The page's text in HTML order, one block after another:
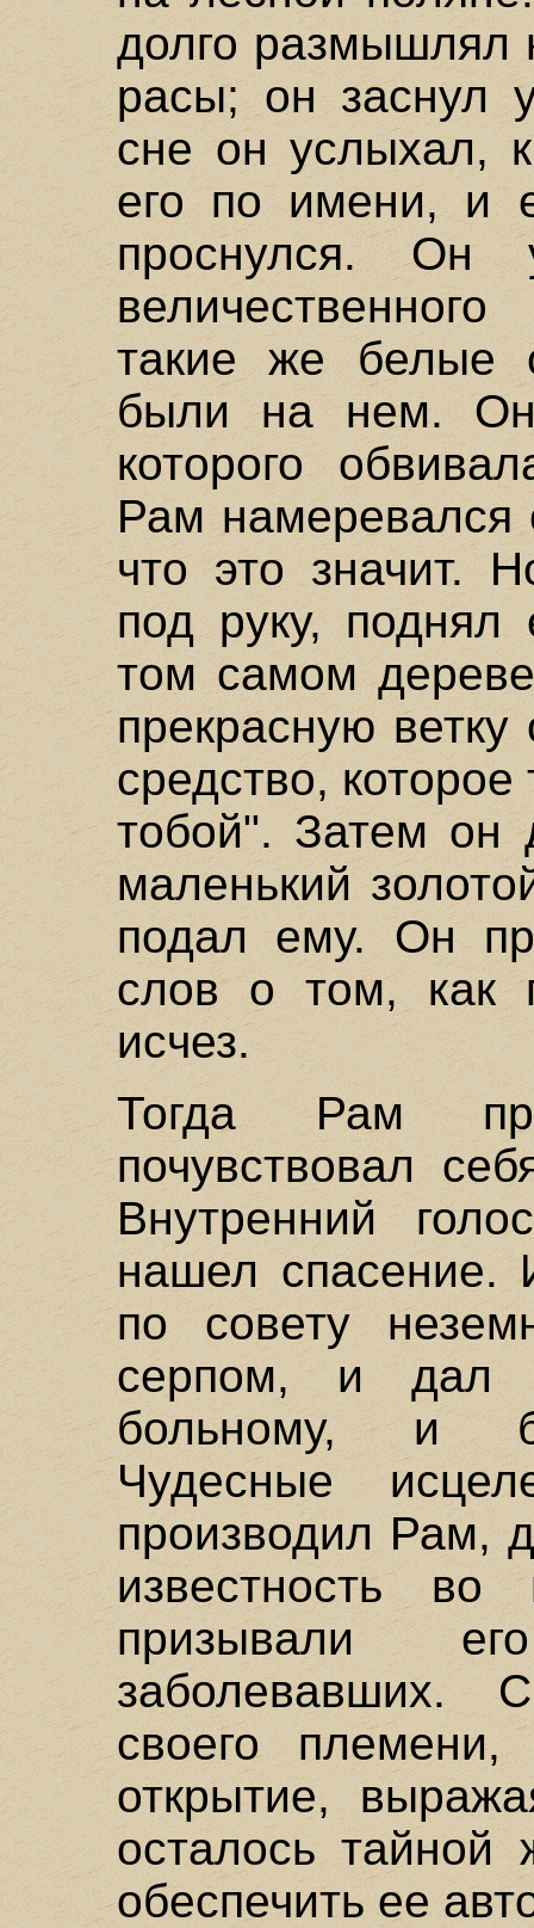
долго размышлял
расы; он заснул
сне он услыхал,
его по имени, и
проснулся. Он
такие же белые
были на нем. Он
которого
Рам намеревался
что это значит.
под руку,
том самом
прекрасную
средство,
тобой". Затем он
маленький
подал ему. Он
слов о том, как
исчез.
Тогда Рам
почувствовал
Внутренний
нашел спасение.
по совету
серпом, и дал
больному, и
Чудесные
производил Рам,
известность
призывали
заболевавших.
своего
открытие,
осталось тайной
обеспечить ее